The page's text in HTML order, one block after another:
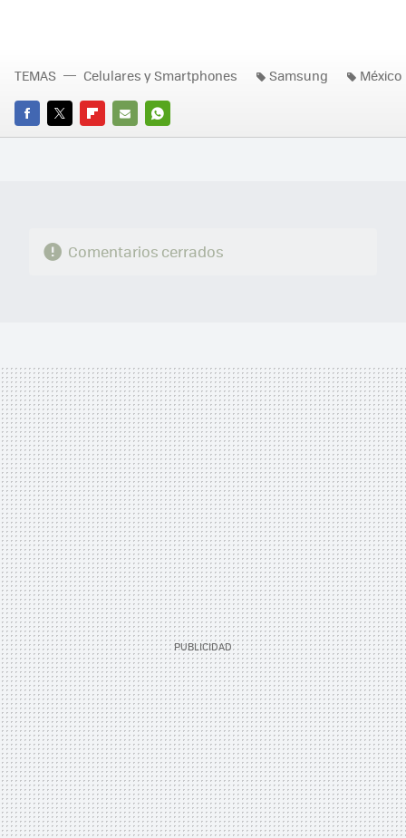
FACEBOOK
TWITTERFLIPBOARD
E-
WHATSAPP
TEMAS Celulares y Smartphones Samsung México
Comentarios cerrados